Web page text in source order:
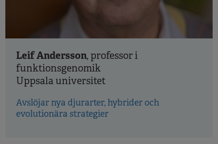
Leif Andersson, professor i
funktionsgenomik
Uppsala universitet
Avslöjar nya djurarter, hybrider och
evolutionära strategier